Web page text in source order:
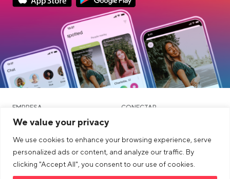
We value your privacy
We use cookies to enhance your browsing experience, serve
personalized ads or content, and analyze our traffic. By
clicking "Accept All", you consent to our use of cookies.
Google Play Download
EMPRESA CONECTAR
Blog
Comunidade e namoro